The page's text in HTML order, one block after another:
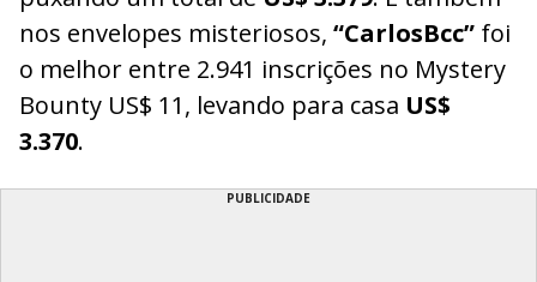
nos envelopes misteriosos, “CarlosBcc” foi
o melhor entre 2.941 inscrições no Mystery
Bounty US$ 11, levando para casa US$
3.370.
PUBLICIDADE